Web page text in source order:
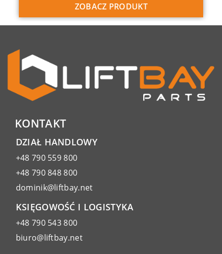
ZOBACZ PRODUKT
KONTAKT
DZIAŁ HANDLOWY
+48 790 559 800
+48 790 848 800
dominik@liftbay.net
KSIĘGOWOŚĆ I LOGISTYKA
+48 790 543 800
biuro@liftbay.net